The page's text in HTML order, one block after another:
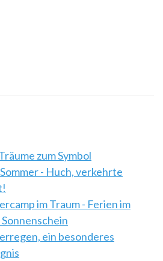
zum Symbol
- Huch, verkehrte
im Traum - Ferien im
ein besonderes